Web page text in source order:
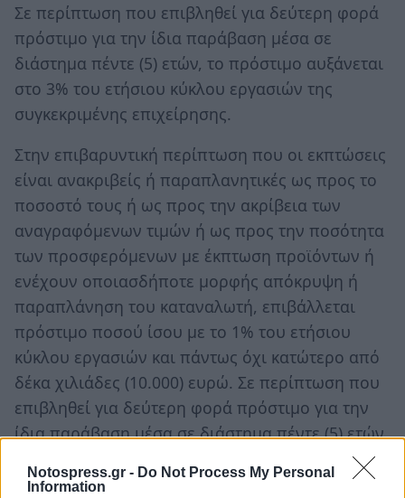
Notospress.gr - Do Not Process My Personal
Information
Σε περίπτωση που επιβληθεί για δεύτερη φορά
πρόστιμο για την ίδια παράβαση μέσα σε
διάστημα πέντε (5) ετών, το πρόστιμο αυξάνεται
στο 3% του ετήσιου κύκλου εργασιών της
συγκεκριμένης επιχείρησης.
Στην επιβαρυντική περίπτωση που οι εκπτώσεις
είναι ανακριβείς ή παραπλανητικές ως προς το
ποσοστό τους ή ως προς την ακρίβεια των
αναγραφόμενων τιμών ή ως προς την ποσότητα
των προσφερόμενων με έκπτωση προϊόντων ή
ενέχουν οποιασδήποτε μορφής απόκρυψη ή
παραπλάνηση του καταναλωτή, επιβάλλεται
πρόστιμο ποσού ίσου με το 1% του ετήσιου
κύκλου εργασιών και πάντως όχι κατώτερο από
δέκα χιλιάδες (10.000) ευρώ. Σε περίπτωση που
επιβληθεί για δεύτερη φορά πρόστιμο για την
ίδια παράβαση μέσα σε διάστημα πέντε (5) ετών,
κύκλου εργασιών της συγκεκριμένης